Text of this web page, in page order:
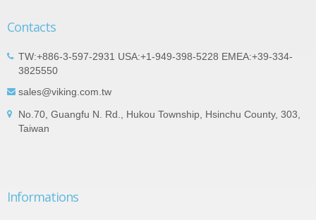
Contacts
TW:+886-3-597-2931 USA:+1-949-398-5228 EMEA:+39-334-
3825550
sales@viking.com.tw
No.70, Guangfu N. Rd., Hukou Township, Hsinchu County, 303,
Taiwan
Informations